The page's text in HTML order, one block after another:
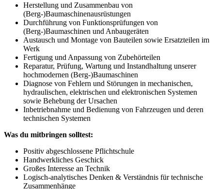
Herstellung und Zusammenbau von
(Berg-)Baumaschinenausrüstungen
Durchführung von Funktionsprüfungen von
(Berg-)Baumaschinen und Anbaugeräten
Austausch und Montage von Bauteilen sowie Ersatzteilen im
Werk
Fertigung und Anpassung von Zubehörteilen
Reparatur, Prüfung, Wartung und Instandhaltung unserer
hochmodernen (Berg-)Baumaschinen
Diagnose von Fehlern und Störungen in mechanischen,
hydraulischen, elektrischen und elektronischen Systemen
sowie Behebung der Ursachen
Inbetriebnahme und Bedienung von Fahrzeugen und deren
technischen Systemen
Was du mitbringen solltest:
Positiv abgeschlossene Pflichtschule
Handwerkliches Geschick
Großes Interesse an Technik
Logisch-analytisches Denken & Verständnis für technische
Zusammenhänge